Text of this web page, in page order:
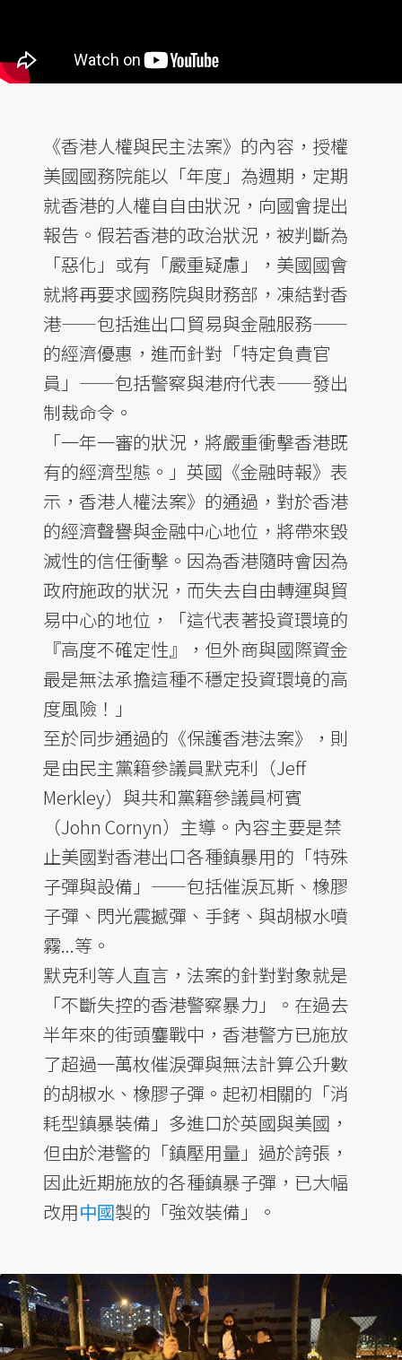
《香港人權與民主法案》的內容，授權
美國國務院能以「年度」為週期，定期
就香港的人權自自由狀況，向國會提出
報告。假若香港的政治狀況，被判斷為
「惡化」或有「嚴重疑慮」，美國國會
就將再要求國務院與財務部，凍結對香
港——包括進出口貿易與金融服務——
的經濟優惠，進而針對「特定負責官
員」——包括警察與港府代表——發出
制裁命令。
「一年一審的狀況，將嚴重衝擊香港既
有的經濟型態。」英國《金融時報》表
示，香港人權法案》的通過，對於香港
的經濟聲譽與金融中心地位，將帶來毀
滅性的信任衝擊。因為香港隨時會因為
政府施政的狀況，而失去自由轉運與貿
易中心的地位，「這代表著投資環境的
『高度不確定性』，但外商與國際資金
最是無法承擔這種不穩定投資環境的高
度風險！」
至於同步通過的《保護香港法案》，則
是由民主黨籍參議員默克利（Jeff
Merkley）與共和黨籍參議員柯賓
（John Cornyn）主導。內容主要是禁
止美國對香港出口各種鎮暴用的「特殊
子彈與設備」——包括催淚瓦斯、橡膠
子彈、閃光震撼彈、手銬、與胡椒水噴
霧...等。
默克利等人直言，法案的針對對象就是
「不斷失控的香港警察暴力」。在過去
半年來的街頭鏖戰中，香港警方已施放
了超過一萬枚催淚彈與無法計算公升數
的胡椒水、橡膠子彈。起初相關的「消
耗型鎮暴裝備」多進口於英國與美國，
但由於港警的「鎮壓用量」過於誇張，
因此近期施放的各種鎮暴子彈，已大幅
改用中國製的「強效裝備」。